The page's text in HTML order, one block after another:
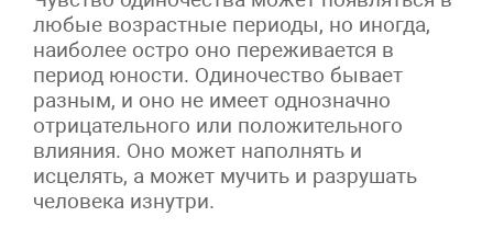
любые возрастные периоды, но иногда,
наиболее остро оно переживается в
период юности. Одиночество бывает
разным, и оно не имеет однозначно
отрицательного или положительного
влияния. Оно может наполнять и
исцелять, а может мучить и разрушать
человека изнутри.